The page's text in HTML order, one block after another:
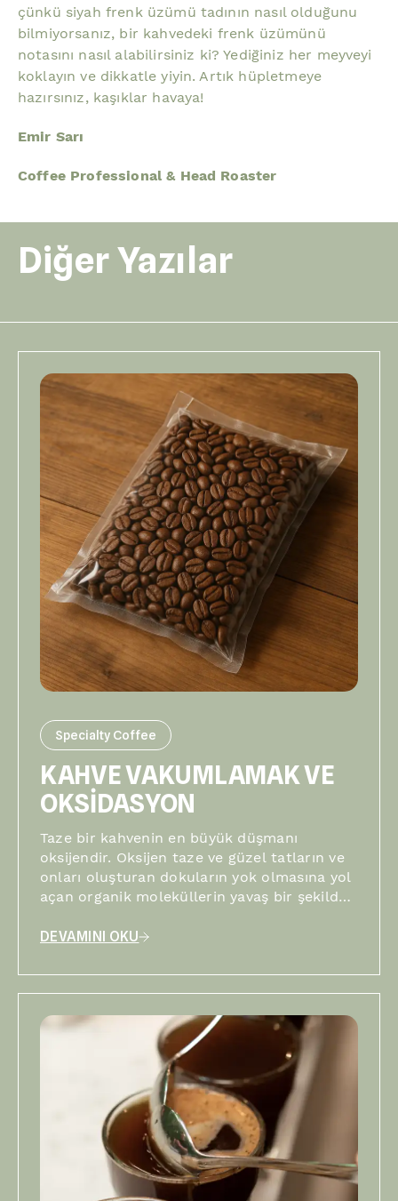
çünkü siyah frenk üzümü tadının nasıl olduğunu
bilmiyorsanız, bir kahvedeki frenk üzümünü
notasını nasıl alabilirsiniz ki? Yediğiniz her meyveyi
koklayın ve dikkatle yiyin. Artık hüpletmeye
hazırsınız, kaşıklar havaya!
Emir Sarı
Coffee Professional & Head Roaster
Diğer Yazılar
Specialty Coffee
KAHVE VAKUMLAMAK VE
OKSİDASYON
Taze bir kahvenin en büyük düşmanı
oksijendir. Oksijen taze ve güzel tatların ve
onları oluşturan dokuların yok olmasına yol
açan organik moleküllerin yavaş bir şekilde
DEVAMINI OKU